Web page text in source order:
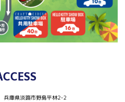
庫県淡路市野島平林2-2